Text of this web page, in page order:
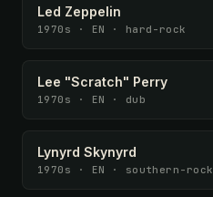
Led Zeppelin
1970s · EN · hard-rock
Lee "Scratch" Perry
1970s · EN · dub
Lynyrd Skynyrd
1970s · EN · southern-rock